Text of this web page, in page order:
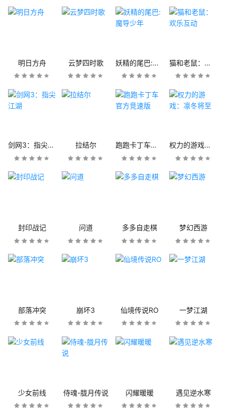
明日方舟 云梦四时歌 妖精的尾巴:魔导少年 猫和老鼠：欢乐互动
剑网3：指尖江湖 拉结尔 跑跑卡丁车官方竞速版 权力的游戏：凛冬将至
封印战记 问道 多多自走棋 梦幻西游
部落冲突 崩坏3 仙境传说RO 一梦江湖
少女前线 侍魂-胧月传说 闪耀暖暖 遇见逆水寒